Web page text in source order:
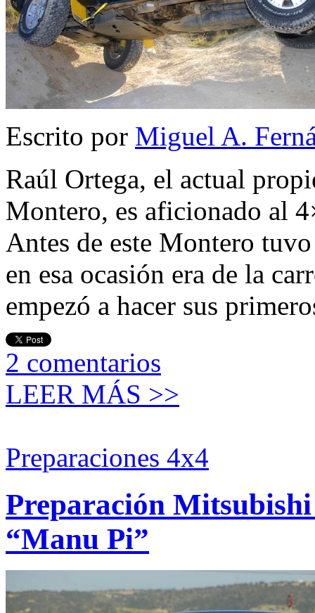
Escrito por Miguel A.
Raúl Ortega, el actual
Montero, es aficionado al
Antes de este Montero
en esa ocasión era de la
empezó a hacer sus
2 comentarios
LEER MÁS >>
Preparaciones 4x4
Preparación
“Manu Pi”